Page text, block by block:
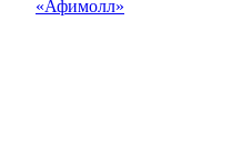
«Афимолл»